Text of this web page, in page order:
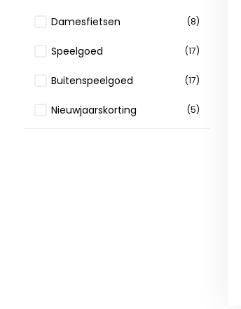
Damesfietsen (8)
Speelgoed (17)
Buitenspeelgoed (17)
Nieuwjaarskorting (5)